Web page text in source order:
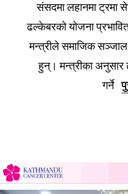
संसदमा लहानमा ट्रमा
ढल्केबरको योजना
मन्त्रीले समाजिक सञ्जाल
हुन्। मन्त्रीका अनुसार
गर्ने